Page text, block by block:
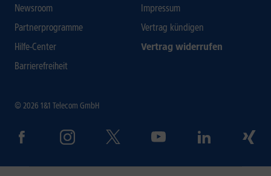
Newsroom
Partnerprogramme
Hilfe-Center
Barrierefreiheit
Impressum
Vertrag kündigen
Vertrag widerrufen
© 2026 1&1 Telecom GmbH